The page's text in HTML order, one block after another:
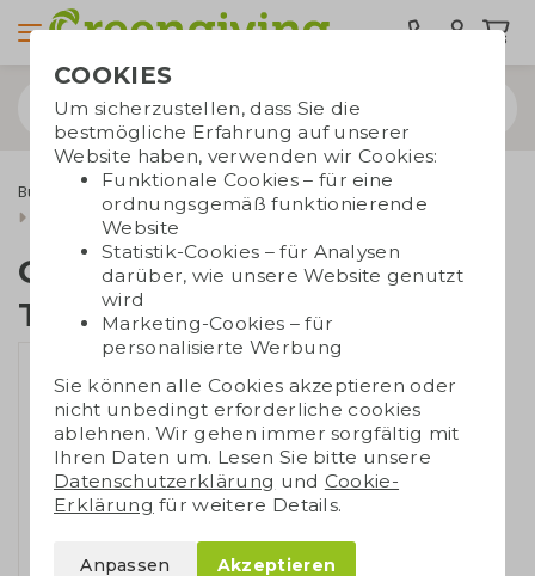
Bürobedarf
Umweltfreundlicher Bürobedarf
Geschenkset mit Tasse und Notizbuch
Geschenkset mit
Tasse und Notizbuch
COOKIES
Um sicherzustellen, dass Sie die
bestmögliche Erfahrung auf unserer
Website haben, verwenden wir Cookies:
Funktionale Cookies – für eine
ordnungsgemäß funktionierende
Website
Statistik-Cookies – für Analysen
darüber, wie unsere Website genutzt
wird
Marketing-Cookies – für
personalisierte Werbung
Sie können alle Cookies akzeptieren oder
nicht unbedingt erforderliche cookies
ablehnen. Wir gehen immer sorgfältig mit
Ihren Daten um. Lesen Sie bitte unsere
Datenschutzerklärung und Cookie-
Erklärung für weitere Details.
Anpassen Akzeptieren